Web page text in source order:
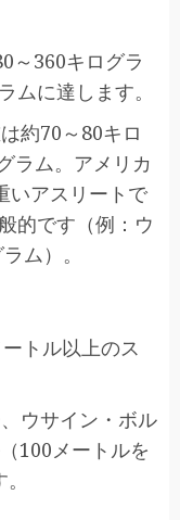
～360キログラ
ムに達します。
約70～80キロ
ラム。アメリカ
いアスリートで
的です（例：ウ
ム）。
トル以上のス
ウサイン・ボル
100メートルを